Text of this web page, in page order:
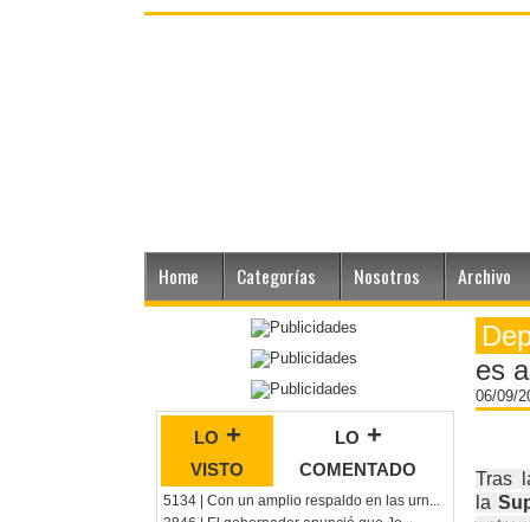
Home Categorías Nosotros Archivo
lo +
visto
lo +
comentado
5134 | Con un amplio respaldo en las urn...
es
06/09/
Tras
la